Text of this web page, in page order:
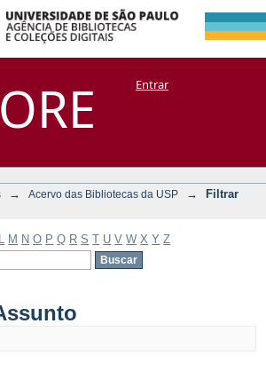
por:
Manakin + CoriscoEntrar
→ Acervo das Bibliotecas da USP →
Filtrar
M N O P Q R S T U V W X Y Z